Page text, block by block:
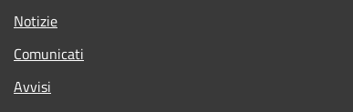
Notizie
Comunicati
Avvisi